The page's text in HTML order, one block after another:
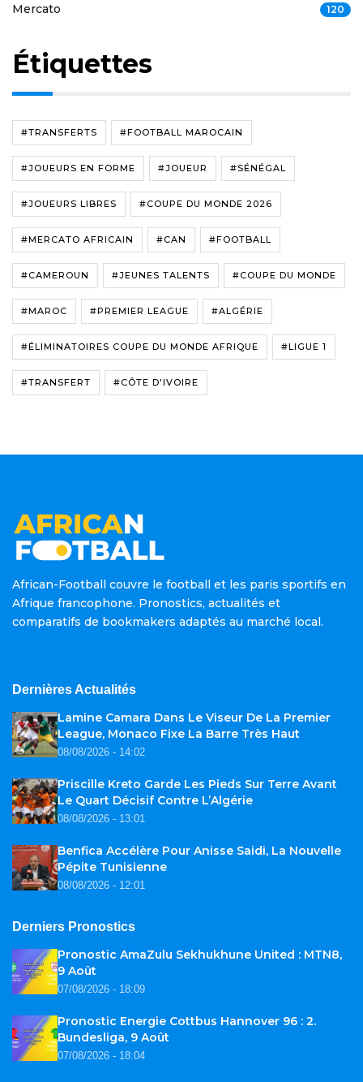
Mercato 120
Étiquettes
#TRANSFERTS #FOOTBALL MAROCAIN
#JOUEURS EN FORME #JOUEUR #SÉNÉGAL
#JOUEURS LIBRES #COUPE DU MONDE 2026
#MERCATO AFRICAIN #CAN #FOOTBALL
#CAMEROUN #JEUNES TALENTS #COUPE DU MONDE
#MAROC #PREMIER LEAGUE #ALGÉRIE
#ÉLIMINATOIRES COUPE DU MONDE AFRIQUE #LIGUE 1
#TRANSFERT #CÔTE D'IVOIRE
African-Football couvre le football et les paris sportifs en
Afrique francophone. Pronostics, actualités et
comparatifs de bookmakers adaptés au marché local.
Dernières Actualités
Lamine Camara Dans Le Viseur De La Premier
League, Monaco Fixe La Barre Très Haut
08/08/2026 - 14:02
Priscille Kreto Garde Les Pieds Sur Terre Avant
Le Quart Décisif Contre L’Algérie
08/08/2026 - 13:01
Benfica Accélère Pour Anisse Saidi, La Nouvelle
Pépite Tunisienne
08/08/2026 - 12:01
Derniers Pronostics
Pronostic AmaZulu Sekhukhune United : MTN8,
9 Août
07/08/2026 - 18:09
Pronostic Energie Cottbus Hannover 96 : 2.
Bundesliga, 9 Août
07/08/2026 - 18:04